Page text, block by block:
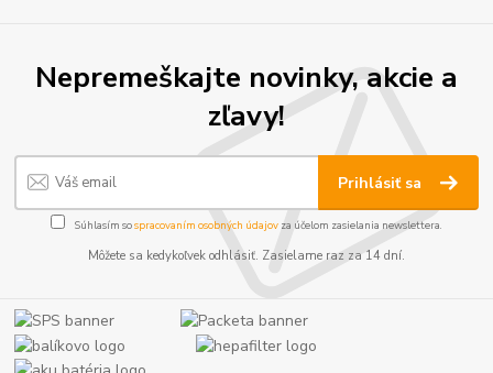
Nepremeškajte novinky, akcie a
zľavy!
Prihlásiť sa
Súhlasím sospracovaním osobných údajov za účelom zasielania newslettera.
Môžete sa kedykoľvek odhlásiť. Zasielame raz za 14 dní.